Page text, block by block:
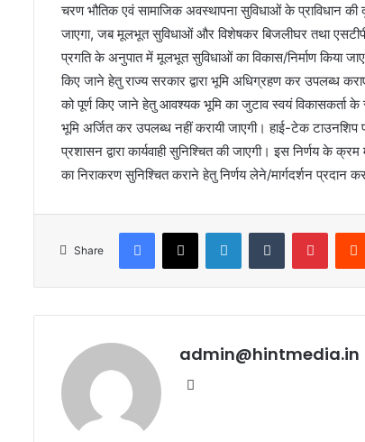
चरण भौतिक एवं सामाजिक अवस्थापना सुविधाओं के प्राविधान
जाएगा, जब मूलभूत सुविधाओं और विशेषकर बिजलीघर तथा एसटीपी
प्रगति के अनुपात में मूलभूत सुविधाओं का विकास/निर्माण किया
किए जाने हेतु राज्य सरकार द्वारा भूमि अधिग्रहण कर उपलब्ध
को पूर्ण किए जाने हेतु आवश्यक भूमि का जुटाव स्वयं विकासकर्ता
भूमि अर्जित कर उपलब्ध नहीं करायी जाएगी। हाई-टेक
प्रशासन द्वारा कार्यवाही सुनिश्चित की जाएगी। इस निर्णय के
का निराकरण सुनिश्चित कराने हेतु निर्णय लेने/मार्गदर्शन
Share
Facebook
X LinkedInTumblr
admin@hintmedia.in